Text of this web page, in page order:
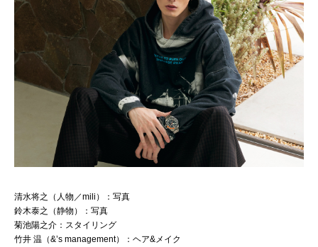
清水将之（人物／mili）：写真
鈴木泰之（静物）：写真
菊池陽之介：スタイリング
竹井 温（&’s management）：ヘア&メイク